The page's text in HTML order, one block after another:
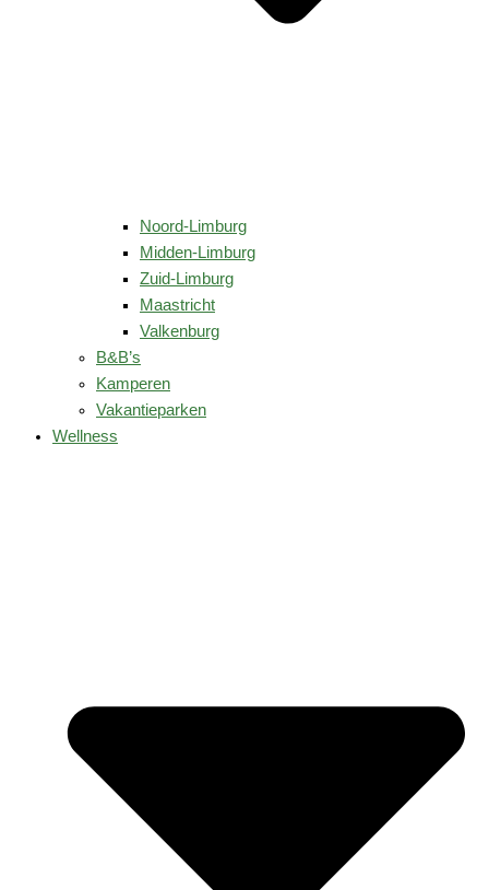
Noord-Limburg
Midden-Limburg
Zuid-Limburg
Maastricht
Valkenburg
B&B’s
Kamperen
Vakantieparken
Wellness